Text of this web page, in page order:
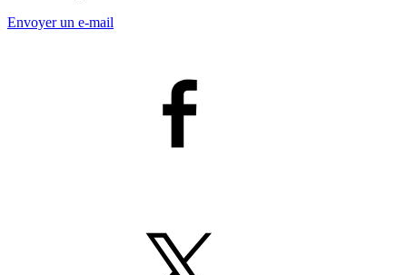
Envoyer un e-mail